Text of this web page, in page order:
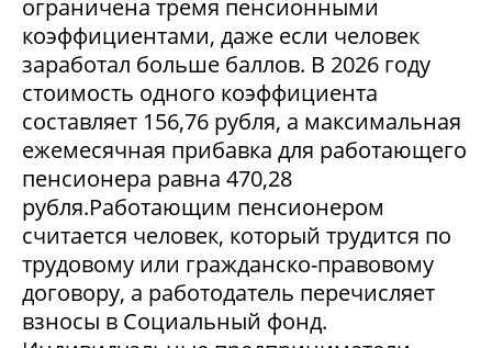
ограничена тремя пенсионными
коэффициентами, даже если человек
заработал больше баллов. В 2026 году
стоимость одного коэффициента
составляет 156,76 рубля, а максимальная
ежемесячная прибавка для работающего
пенсионера равна 470,28
рубля.Работающим пенсионером
считается человек, который трудится по
трудовому или гражданско-правовому
договору, а работодатель перечисляет
взносы в Социальный фонд.